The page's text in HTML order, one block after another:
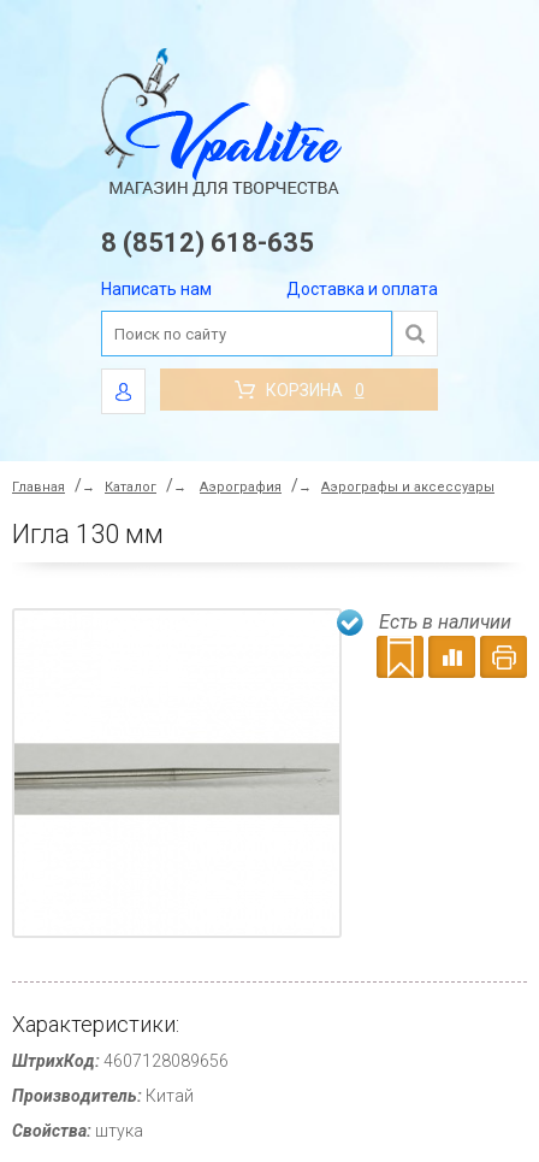
8 (8512) 618-635
Написать нам Доставка и оплата
КОРЗИНА 0
Главная → Каталог → Аэрография → Аэрографы и аксессуары
Игла 130 мм
Есть в наличии
Характеристики:
ШтрихКод:4607128089656
Производитель: Китай
Свойства: штука